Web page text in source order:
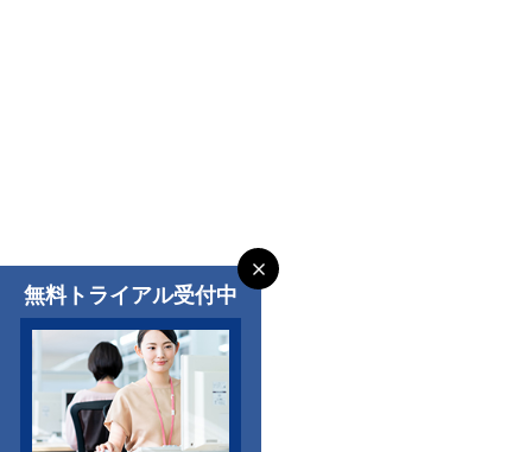
無料トライアル受付中